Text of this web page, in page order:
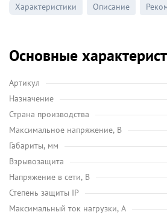
Характеристики Описание
Основные
Артикул
Назначение
Страна производства
Максимальное напряжение, В
Габариты, мм
Взрывозащита
Напряжение в сети, В
Степень защиты IP
Максимальный ток нагрузки, А